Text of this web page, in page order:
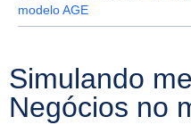
modelo AGE
Simulando
Negócios no